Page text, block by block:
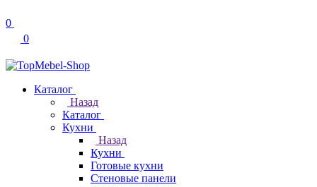
0
0
Каталог
Назад
Каталог
Кухни
Назад
Кухни
Готовые кухни
Стеновые панели